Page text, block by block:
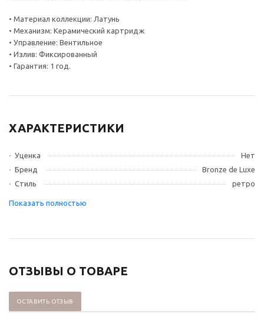
• Материал коллекции: Латунь
• Механизм: Керамический картридж
• Управление: Вентильное
• Излив: Фиксированный
• Гарантия: 1 год.
ХАРАКТЕРИСТИКИ
Уценка
Нет
Бренд
Bronze de Luxe
Стиль
ретро
ОТЗЫВЫ О ТОВАРЕ
ОСТАВИТЬ ОТЗЫВ